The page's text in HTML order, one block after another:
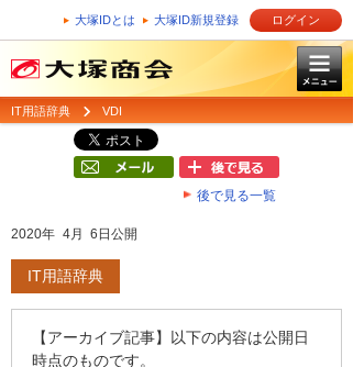
大塚IDとは 大塚ID新規登録 ログイン
IT用語辞典 VDI
後で見る一覧
2020年 4月 6日公開
IT用語辞典
【アーカイブ記事】以下の内容は公開日
時点のものです。